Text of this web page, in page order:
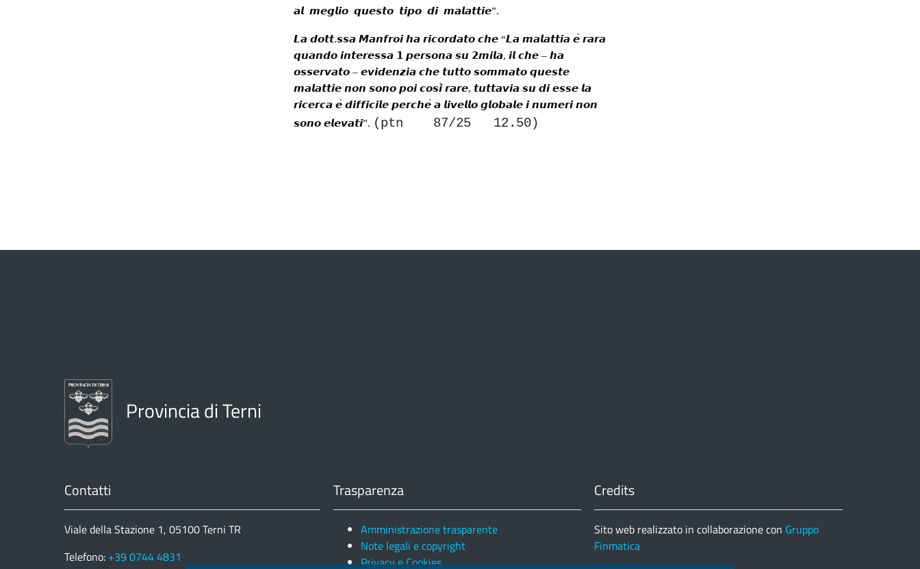
𝙖𝙡 𝙢𝙚𝙜𝙡𝙞𝙤 𝙦𝙪𝙚𝙨𝙩𝙤 𝙩𝙞𝙥𝙤 𝙙𝙞 𝙢𝙖𝙡𝙖𝙩𝙩𝙞𝙚”.
𝙇𝙖 𝙙𝙤𝙩𝙩.𝙨𝙨𝙖 𝙈𝙖𝙣𝙛𝙧𝙤𝙞 𝙝𝙖 𝙧𝙞𝙘𝙤𝙧𝙙𝙖𝙩𝙤 𝙘𝙝𝙚 “𝙇𝙖 𝙢𝙖𝙡𝙖𝙩𝙩𝙞𝙖 𝙚 𝙧𝙖𝙧𝙖
𝙦𝙪𝙖𝙣𝙙𝙤 𝙞𝙣𝙩𝙚𝙧𝙚𝙨𝙨𝙖 𝟭 𝙥𝙚𝙧𝙨𝙤𝙣𝙖 𝙨𝙪 𝟮𝙢𝙞𝙡𝙖, 𝙞𝙡 𝙘𝙝𝙚 – 𝙝𝙖
𝙤𝙨𝙨𝙚𝙧𝙫𝙖𝙩𝙤 – 𝙚𝙫𝙞𝙙𝙚𝙣𝙯𝙞𝙖 𝙘𝙝𝙚 𝙩𝙪𝙩𝙩𝙤 𝙨𝙤𝙢𝙢𝙖𝙩𝙤 𝙦𝙪𝙚𝙨𝙩𝙚
𝙢𝙖𝙡𝙖𝙩𝙩𝙞𝙚 𝙣𝙤𝙣 𝙨𝙤𝙣𝙤 𝙥𝙤𝙞 𝙘𝙤𝙨𝙞̀𝙧𝙖𝙧𝙚, 𝙩𝙪𝙩𝙩𝙖𝙫𝙞𝙖 𝙨𝙪 𝙙𝙞 𝙚𝙨𝙨𝙚 𝙡𝙖
𝙧𝙞𝙘𝙚𝙧𝙘𝙖 𝙚 𝙙𝙞𝙛𝙛𝙞𝙘𝙞𝙡𝙚 𝙥𝙚𝙧𝙘𝙝𝙚 𝙖 𝙡𝙞𝙫𝙚𝙡𝙡𝙤 𝙜𝙡𝙤𝙗𝙖𝙡𝙚 𝙞 𝙣𝙪𝙢𝙚𝙧𝙞 𝙣𝙤𝙣
𝙨𝙤𝙣𝙤 𝙚𝙡𝙚𝙫𝙖𝙩𝙞”. (ptn 87/25 12.50)
Provincia di Terni
Contatti
Viale della Stazione 1, 05100 Terni TR
Telefono: +39 0744 4831
Trasparenza
Amministrazione trasparente
Note legali e copyright
Privacy e Cookies
Credits
Sito web realizzato in collaborazione con Gruppo
Finmatica